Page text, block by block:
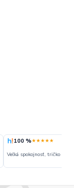
100 %★★★★★
Veľká spokojnosť, tričko